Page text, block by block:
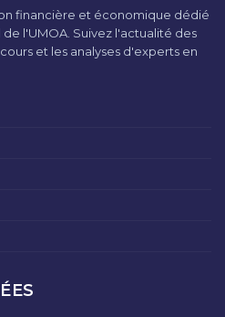
financière et économique dédié
l'UMOA. Suivez l'actualité des
et les analyses d'experts en